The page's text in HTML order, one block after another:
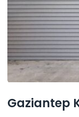
Gaziantep